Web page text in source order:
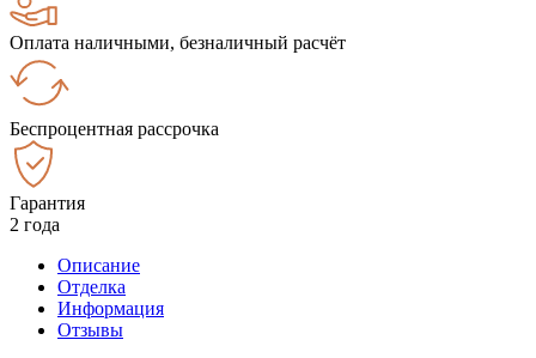
Оплата наличными, безналичный расчёт
Беспроцентная рассрочка
Гарантия
2 года
Описание
Отделка
Информация
Отзывы